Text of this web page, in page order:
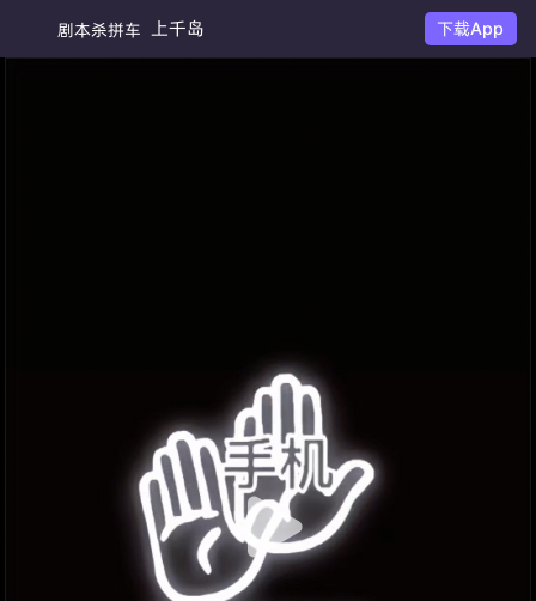
剧本杀拼车 上千岛 下载App